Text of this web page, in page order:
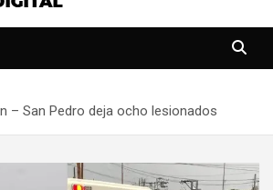
– San Pedro deja ocho lesionados